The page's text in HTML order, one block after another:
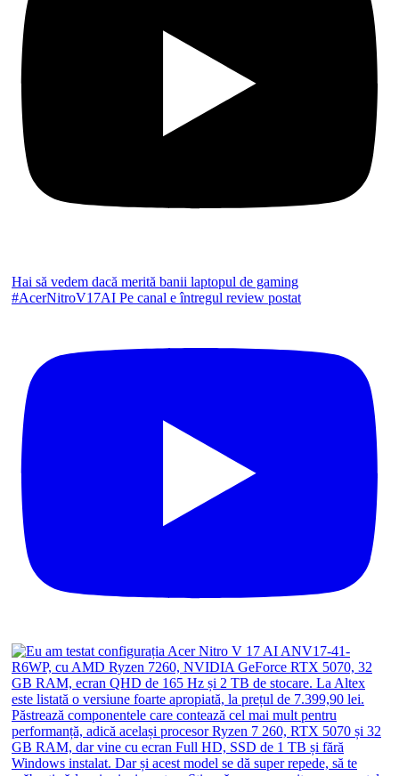
Hai să vedem dacă merită banii laptopul de gaming
#AcerNitroV17AI Pe canal e întregul review postat